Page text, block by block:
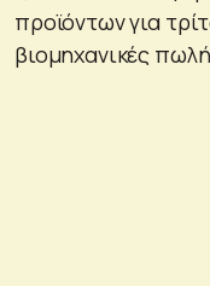
προϊόντων για
βιομηχανικές